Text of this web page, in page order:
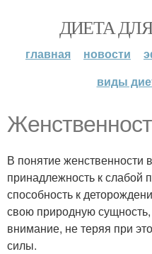
ДИЕТА
главная новости
виды
В понятие женственности
принадлежность к слабой
способность к
свою природную
внимание, не теряя при
силы.